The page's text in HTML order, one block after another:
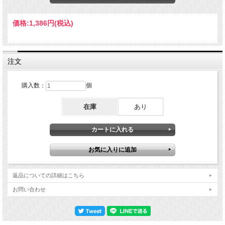
交代》・５月29日『US FESTIVAL ’83: THE COMPLETE SOUNDBOARD』《アル
ドリッチ→アピス交代／11月15日『月に吠える』発売》・11月10日ー12月22日：
欧州#2（32公演）←※ROCK POP 1983 1984年・１月10日ー２月20日：北米
#2（31公演）《アピス→アルドリッチ交代》・３月３日ー６月10日：北米#3（61
BARKS・８月４日：プエルトリコ・８月18日ー９月２日：欧州#3（５公演）1985
年・１月16日＋19日：ROCK IN RIO（２公演）←※プロショット《アルドリッチ
／デイズリー／エイリーが離脱》これが「1983ー1985年期」のオジー・オズボー
ン。『月に吠える』完成直後にトミー・アルドリッチ→カーマイン・アピスの交代
復帰でアルバムと同じメンツ戻った「北米#3」の初日にあたるコンサート。この時
期の象徴と言えば、ソルトレイク・シティの公式映像が大定番ですが、その15日前
（11公演前）でもありました。そんなショウで記録された本作は、今話題の新発掘
オーディエンス。つい最近、有名コレクターが公開したものなのえすが、そのコレ
クターというのが“GManOF”氏。自身も80年代の大量の名録音を手掛けた達人とし
て知られますが、実は当時からトレードで世界中の記録を集めている収集家でもあ
る。そのコレクションの中には、これまで知られてこなかった録音も数多く、本作
ェネ情報は失われてしまったようですが、ダビング痕の感じられない瑞々しさは、
かなりの若ジェネであることを物語っている。決してサウンドボードと間違えるよ
うなタイプでもないのですが、芯に突進力があり、やや厚めのホール鳴りも食い破
られないのですが、サウンドそのものに現場の空間感覚が宿っている。それこそ、
目を閉じると暗闇に乱舞するスポットライトが浮かびますし、ホール鳴りから会場
のサイズまで感じ取れるほど。そして、その空間を支配し、司祭の説教のようにく
っきりとオジーの歌声が響き渡るのです。そんなリアル系サウンドで体験できるの
は、ジェイクの新世代ギターが爆発しつつ、同時にランディ時代の残り香も薫るフ
ルショウ。その意味をご説明するためにも、ここでセットを整理しておきましょ
価格:1,386円(税込)
注文
購入数： 個
在庫 あり
返品についての詳細はこちら
お問い合わせ